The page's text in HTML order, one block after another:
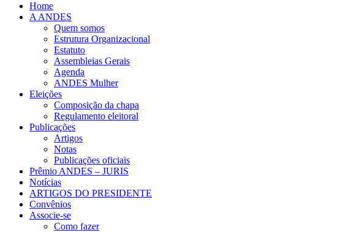
Home
A ANDES
Quem somos
Estrutura Organizacional
Estatuto
Assembleias Gerais
Agenda
ANDES Mulher
Eleições
Composição da chapa
Regulamento eleitoral
Publicações
Artigos
Notas
Publicações oficiais
Prêmio ANDES – JURIS
Notícias
ARTIGOS DO PRESIDENTE
Convênios
Associe-se
Como fazer